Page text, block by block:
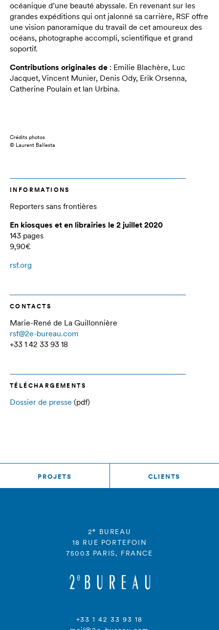
océanique d’une beauté abyssale. En revenant sur les
grandes expéditions qui ont jalonné sa carrière, RSF offre
une vision panoramique du travail de cet amoureux des
océans, photographe accompli, scientifique et grand
soportif.
Contributions originales de : Emilie Blachère, Luc
Jacquet, Vincent Munier, Denis Ody, Erik Orsenna,
Catherine Poulain et Ian Urbina.
Crédits photos
© Laurent Ballesta
INFORMATIONS
Reporters sans frontières
En kiosques et en librairies le 2 juillet 2020
143 pages
9,90€
rsf.org
CONTACTS
Marie-René de La Guillonnière
rsf@2e-bureau.com
+33 1 42 33 93 18
TÉLÉCHARGEMENTS
Dossier de presse (pdf)
PROJETS CLIENTS
2e
BUREAU
18 RUE PORTEFOIN
75003 PARIS, FRANCE
+33 1 42 33 93 18